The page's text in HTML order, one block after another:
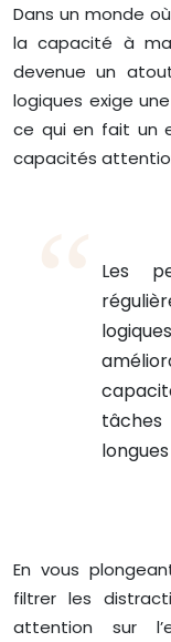
Dans un monde
la capacité à
devenue un
logiques exige
ce qui en fait un
capacités
Les
En vous
filtrer les
attention sur